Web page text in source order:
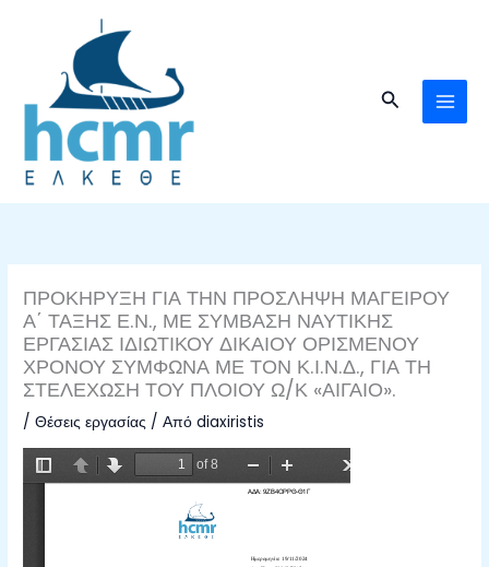
περιεχόμενο
Αναζήτηση
ΠΡΟΚΗΡΥΞΗ ΓΙΑ ΤΗΝ ΠΡΟΣΛΗΨΗ ΜΑΓΕΙΡΟΥ
Α΄ ΤΑΞΗΣ Ε.Ν., ΜΕ ΣΥΜΒΑΣΗ ΝΑΥΤΙΚΗΣ
ΕΡΓΑΣΙΑΣ ΙΔΙΩΤΙΚΟΥ ΔΙΚΑΙΟΥ ΟΡΙΣΜΕΝΟΥ
ΧΡΟΝΟΥ ΣΥΜΦΩΝΑ ΜΕ ΤΟΝ Κ.Ι.Ν.Δ., ΓΙΑ ΤΗ
ΣΤΕΛΕΧΩΣΗ ΤΟΥ ΠΛΟΙΟΥ Ω/Κ «ΑΙΓΑΙΟ».
/Θέσεις εργασίας / Απόdiaxiristis